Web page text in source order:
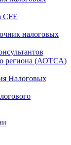
CFE
налоговых
региона (АОТСА)
Налоговых